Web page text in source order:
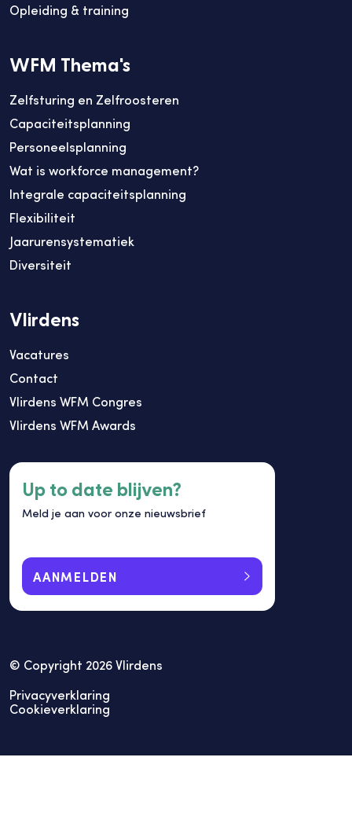
Opleiding & training
WFM Thema's
Zelfsturing en Zelfroosteren
Capaciteitsplanning
Personeelsplanning
Wat is workforce management?
Integrale capaciteitsplanning
Flexibiliteit
Jaarurensystematiek
Diversiteit
Vlirdens
Vacatures
Contact
Vlirdens WFM Congres
Vlirdens WFM Awards
Up to date blijven?
Meld je aan voor onze nieuwsbrief
AANMELDEN
© Copyright 2026 Vlirdens
Privacyverklaring
Cookieverklaring